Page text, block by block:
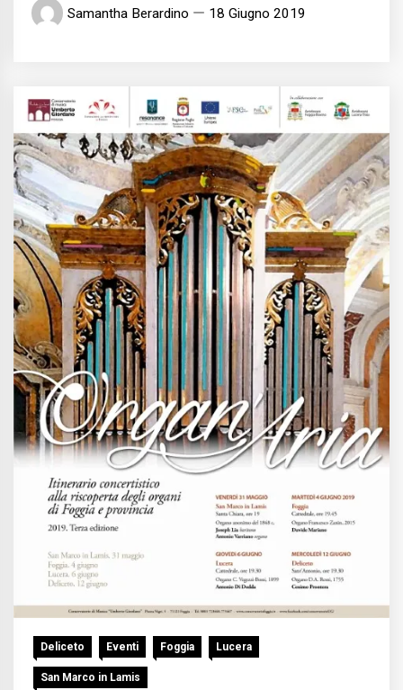
Samantha Berardino 18 Giugno 2019
Deliceto Eventi Foggia Lucera
San Marco in Lamis